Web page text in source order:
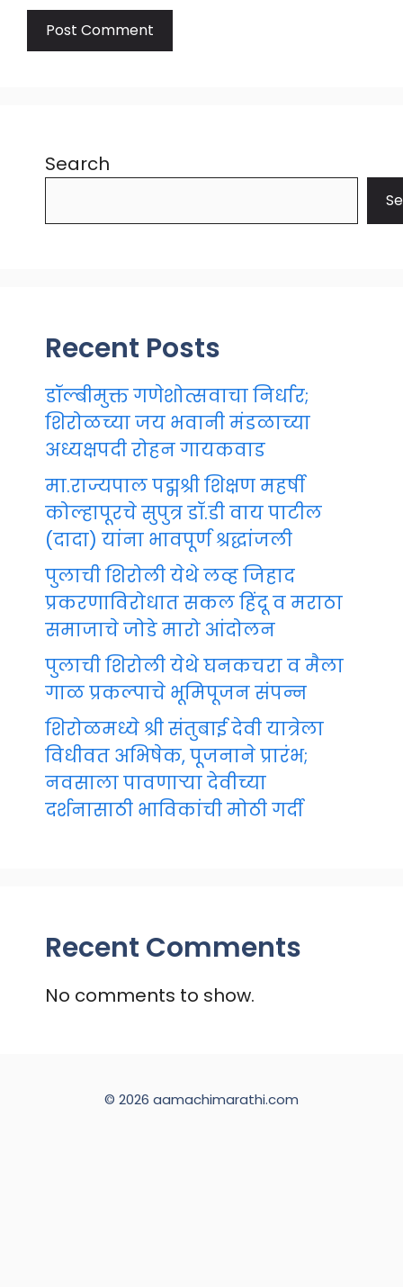
Search
Recent Posts
डॉल्बीमुक्त गणेशोत्सवाचा निर्धार;
शिरोळच्या जय भवानी मंडळाच्या
अध्यक्षपदी रोहन गायकवाड
मा.राज्यपाल पद्मश्री शिक्षण महर्षी
कोल्हापूरचे सुपुत्र डॉ.डी वाय पाटील
(दादा) यांना भावपूर्ण श्रद्धांजली
पुलाची शिरोली येथे लव्ह जिहाद
प्रकरणाविरोधात सकल हिंदू व मराठा
समाजाचे जोडे मारो आंदोलन
पुलाची शिरोली येथे घनकचरा व मैला
गाळ प्रकल्पाचे भूमिपूजन संपन्न
शिरोळमध्ये श्री संतुबाई देवी यात्रेला
विधीवत अभिषेक, पूजनाने प्रारंभ;
नवसाला पावणाऱ्या देवीच्या
दर्शनासाठी भाविकांची मोठी गर्दी
Recent Comments
No comments to show.
© 2026 aamachimarathi.com